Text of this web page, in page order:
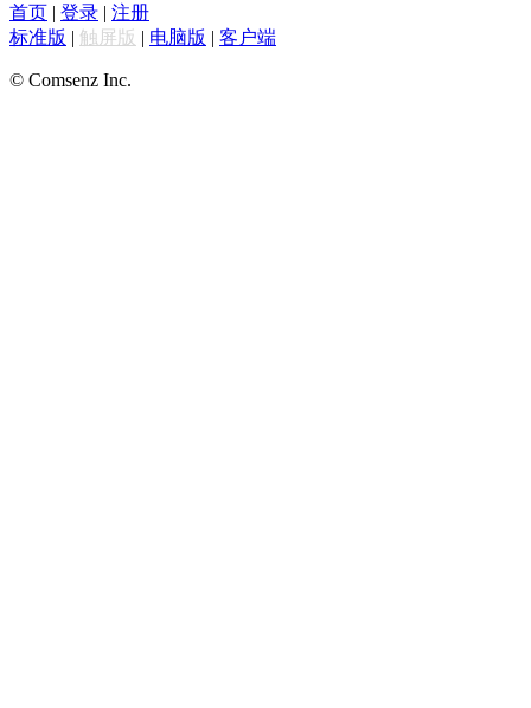
首页 | 登录 | 注册
标准版 | 触屏版 | 电脑版 | 客户端
© Comsenz Inc.